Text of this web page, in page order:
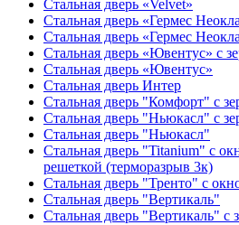
Стальная дверь «Velvet»
Стальная дверь «Гермес
Стальная дверь «Гермес
Стальная дверь «Ювентус» с
Стальная дверь «Ювентус»
Стальная дверь Интер
Стальная дверь "Комфорт" с
Стальная дверь "Ньюкасл" с
Стальная дверь "Ньюкасл"
Стальная дверь "Titanium" с
решеткой (терморазрыв 3к)
Стальная дверь "Тренто" с
Стальная дверь "Вертикаль"
Стальная дверь "Вертикаль" с